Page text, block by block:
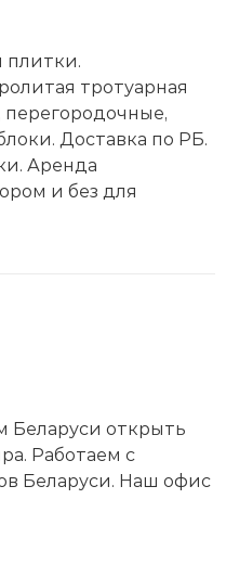
плитки.
тротуарная
Доставка по РБ.
Аренда
и без для
Беларуси открыть
Работаем с
Беларуси. Наш офис